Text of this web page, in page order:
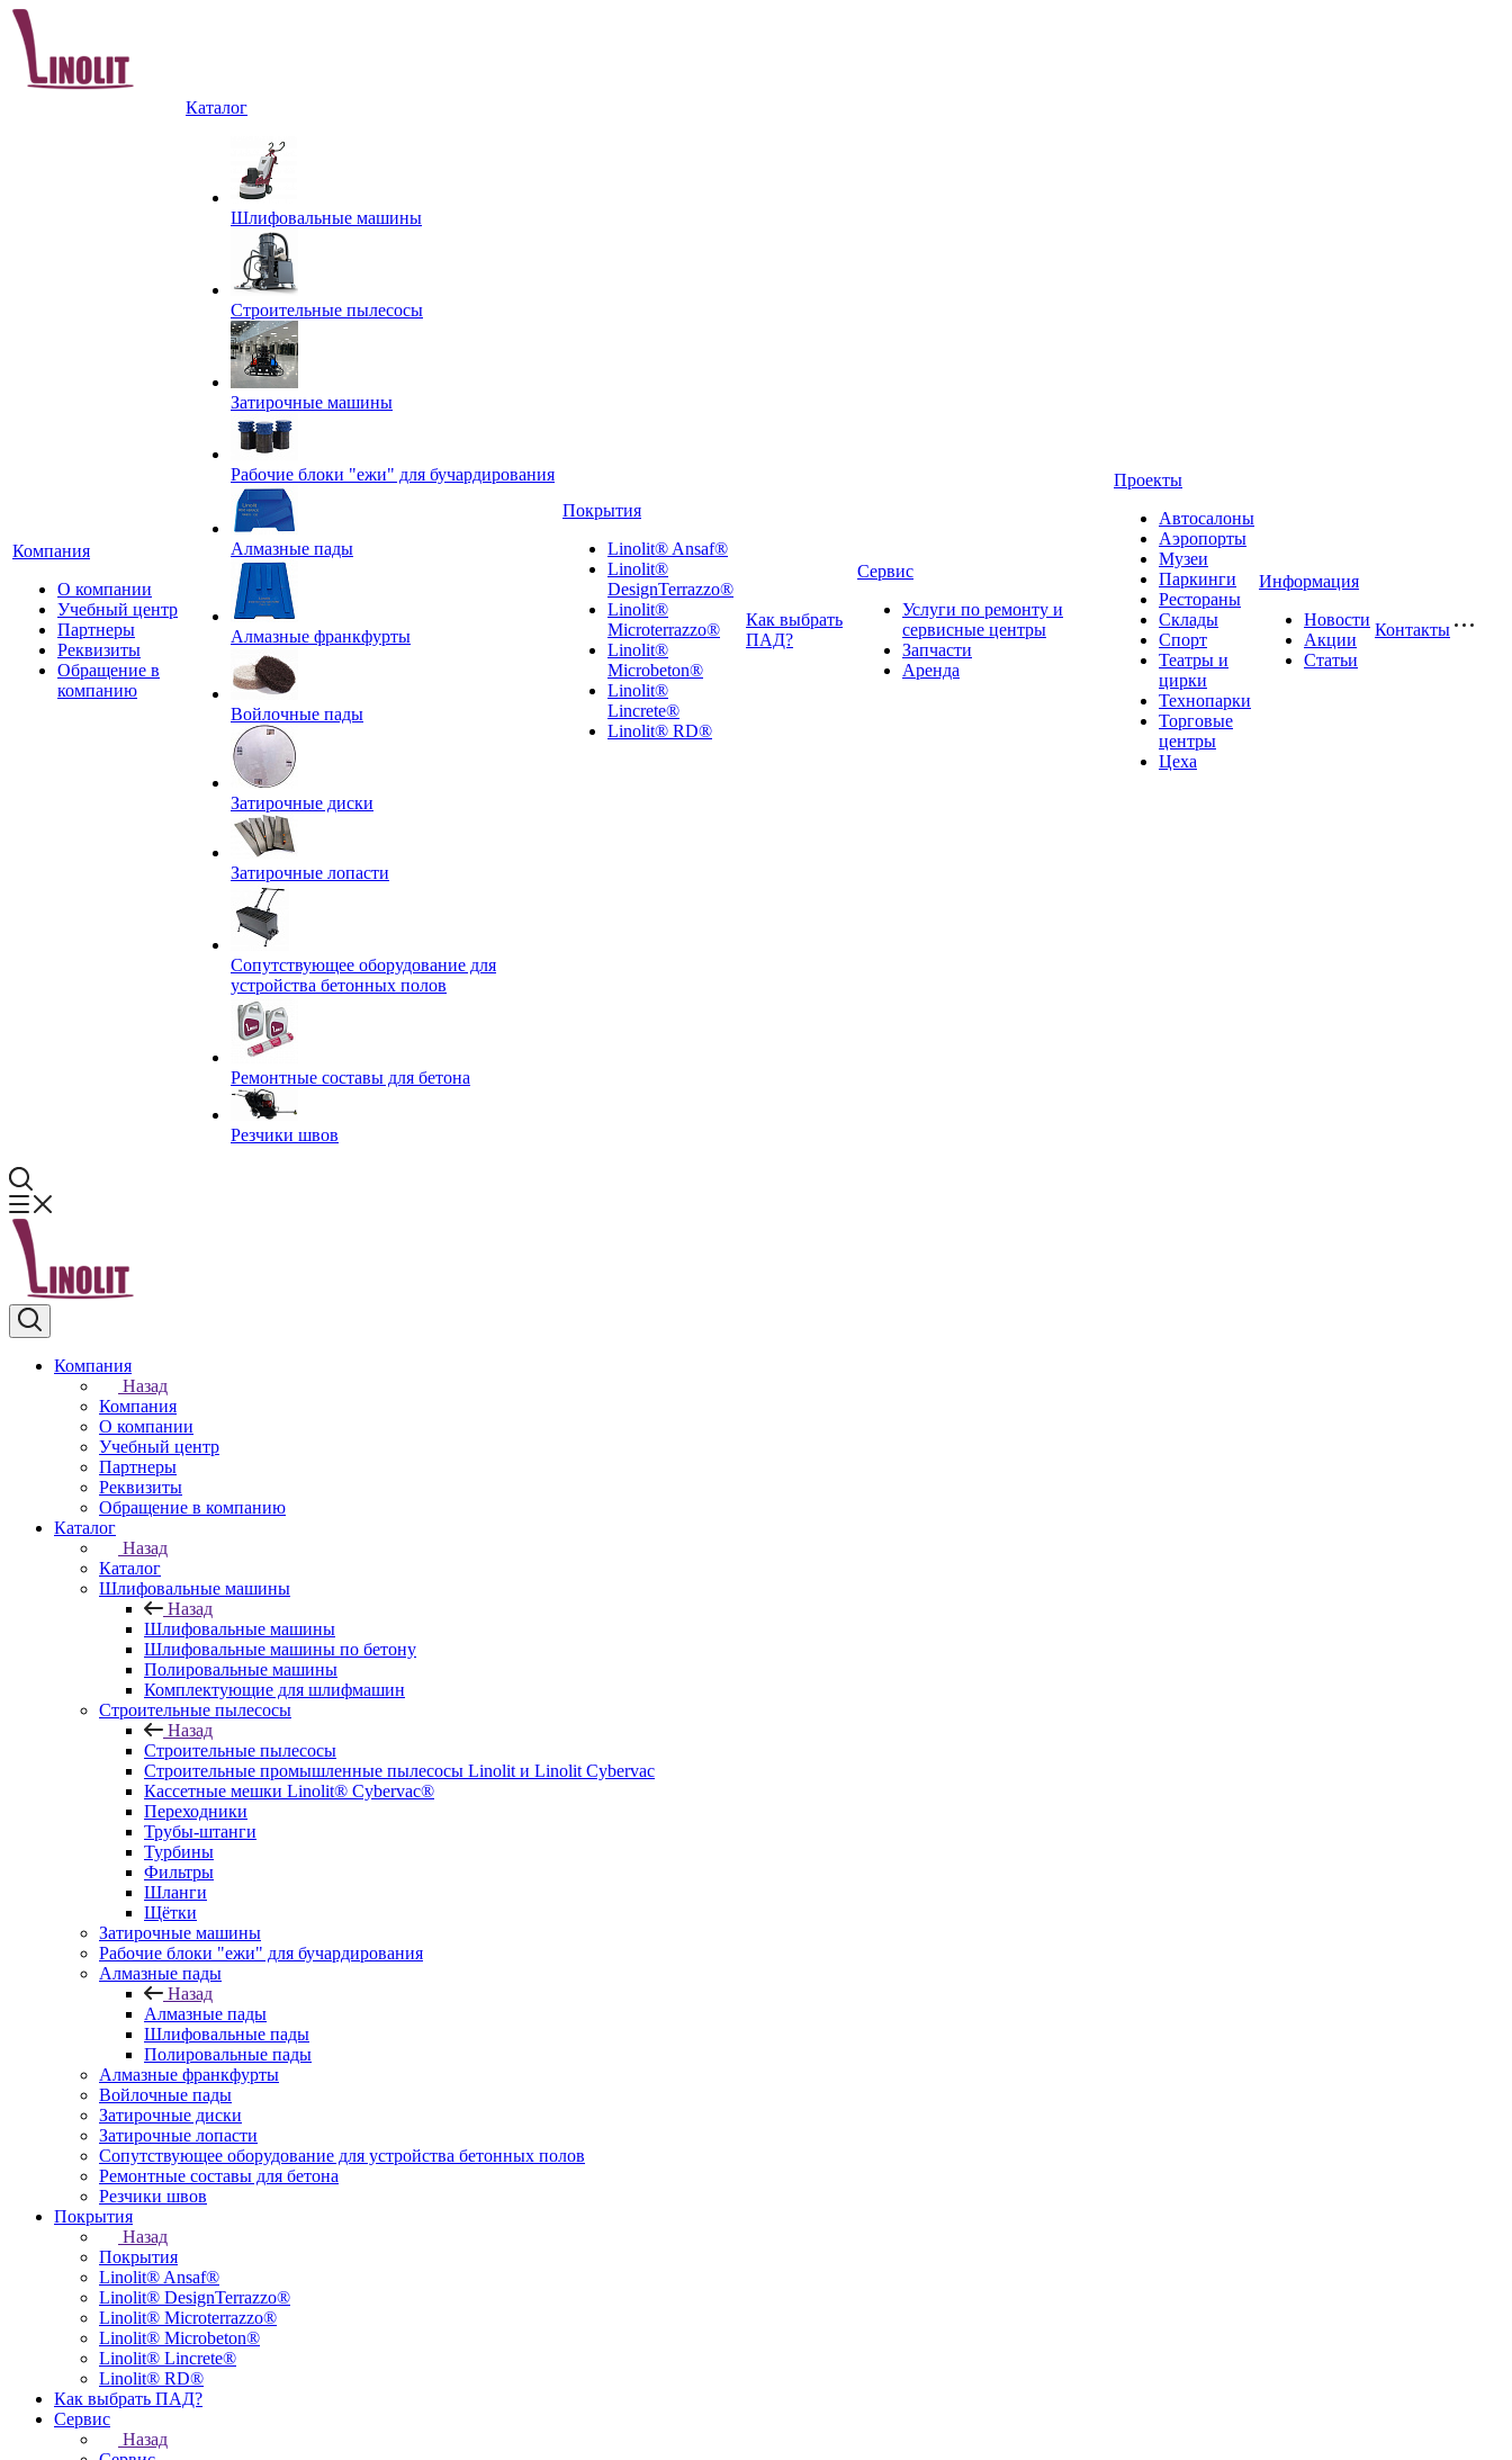
Компания
О компании
Учебный центр
Партнеры
Реквизиты
Обращение в
компанию
Каталог
Шлифовальные машины
Строительные пылесосы
Затирочные машины
Рабочие блоки "ежи" для бучардирования
Алмазные пады
Алмазные франкфурты
Войлочные пады
Затирочные диски
Затирочные лопасти
Сопутствующее оборудование для
устройства бетонных полов
Ремонтные составы для бетона
Резчики швов
Покрытия
Linolit® Ansaf®
Linolit®
DesignTerrazzo®
Linolit®
Microterrazzo®
Linolit®
Microbeton®
Linolit®
Lincrete®
Linolit® RD®
Как выбрать
ПАД?
Сервис
Услуги по ремонту и
сервисные центры
Запчасти
Аренда
Проекты
Автосалоны
Аэропорты
Музеи
Паркинги
Рестораны
Склады
Спорт
Театры и
цирки
Технопарки
Торговые
центры
Цеха
Информация
Новости
Акции
Статьи
Контакты
Компания
Назад
Компания
О компании
Учебный центр
Партнеры
Реквизиты
Обращение в компанию
Каталог
Назад
Каталог
Шлифовальные машины
Назад
Шлифовальные машины
Шлифовальные машины по бетону
Полировальные машины
Комплектующие для шлифмашин
Строительные пылесосы
Назад
Строительные пылесосы
Строительные промышленные пылесосы Linolit и Linolit Cybervac
Кассетные мешки Linolit® Cybervac®
Переходники
Трубы-штанги
Турбины
Фильтры
Шланги
Щётки
Затирочные машины
Рабочие блоки "ежи" для бучардирования
Алмазные пады
Назад
Алмазные пады
Шлифовальные пады
Полировальные пады
Алмазные франкфурты
Войлочные пады
Затирочные диски
Затирочные лопасти
Сопутствующее оборудование для устройства бетонных полов
Ремонтные составы для бетона
Резчики швов
Покрытия
Назад
Покрытия
Linolit® Ansaf®
Linolit® DesignTerrazzo®
Linolit® Microterrazzo®
Linolit® Microbeton®
Linolit® Lincrete®
Linolit® RD®
Как выбрать ПАД?
Сервис
Назад